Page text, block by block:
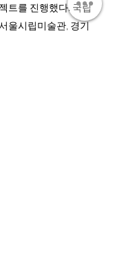
트를 진행했다. 국립
울시립미술관, 경기